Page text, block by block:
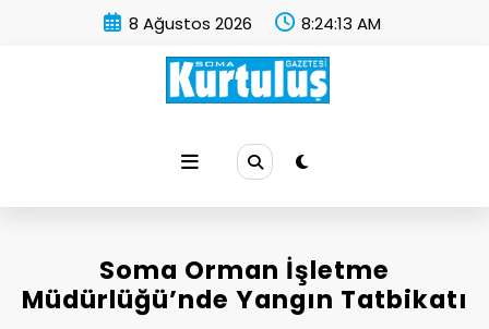
8 Ağustos 2026 8:24:14 AM
Soma Orman İşletme
Müdürlüğü’nde Yangın Tatbikatı